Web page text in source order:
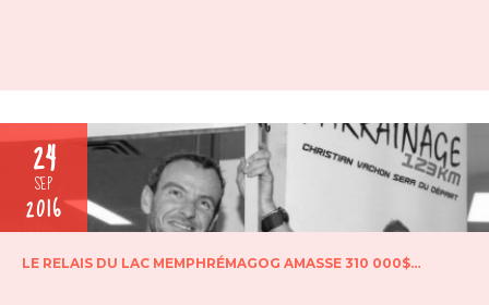
24
SEP
2016
LE RELAIS DU LAC MEMPHRÉMAGOG AMASSE 310 000$…